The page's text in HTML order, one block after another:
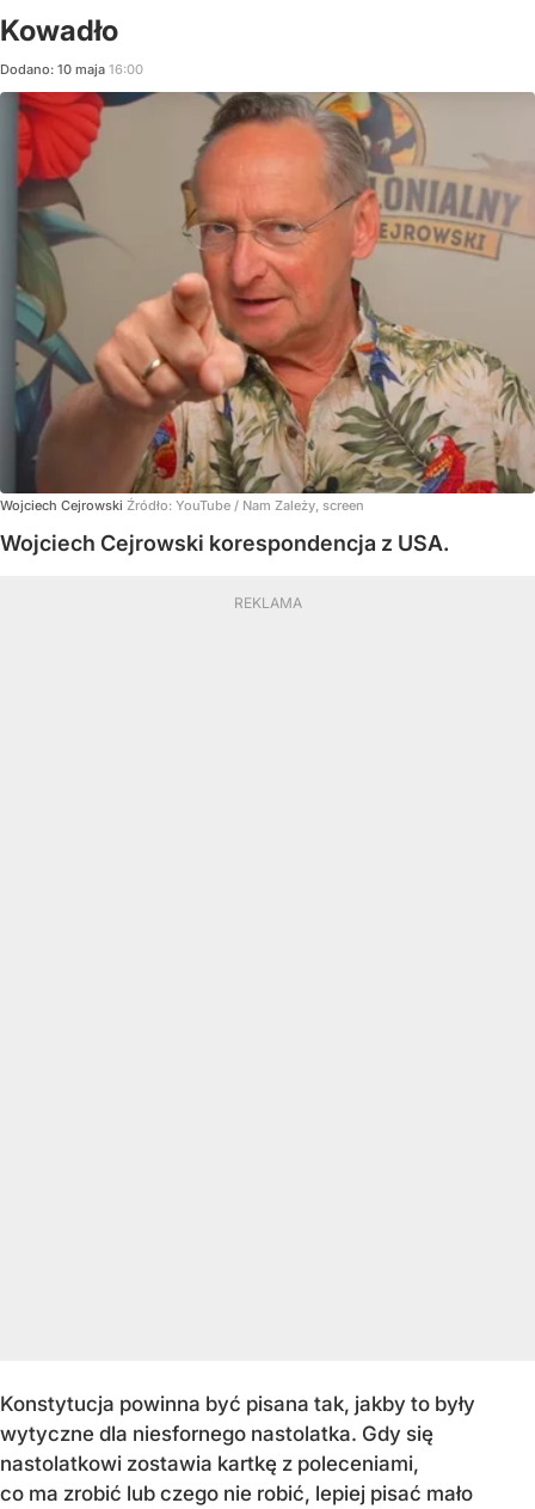
Kowadło
Dodano: 10 maja 16:00
Wojciech Cejrowski Źródło: YouTube / Nam Zależy, screen
Wojciech Cejrowski korespondencja z USA.
Konstytucja powinna być pisana tak, jakby to były
wytyczne dla niesfornego nastolatka. Gdy się
nastolatkowi zostawia kartkę z poleceniami,
co ma zrobić lub czego nie robić, lepiej pisać mało